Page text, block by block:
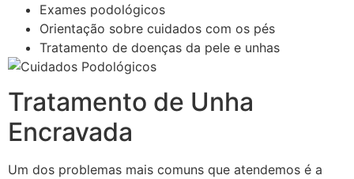
Exames podológicos
Orientação sobre cuidados com os pés
Tratamento de doenças da pele e unhas
Tratamento de Unha
Encravada
Um dos problemas mais comuns que atendemos é a